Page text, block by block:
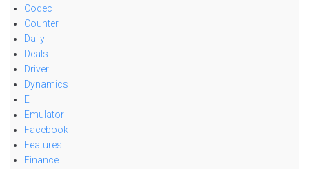
Codec
Counter
Daily
Deals
Driver
Dynamics
E
Emulator
Facebook
Features
Finance